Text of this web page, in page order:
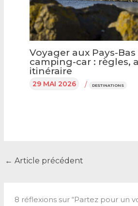
Voyager aux Pays-Bas
camping-car : règles,
itinéraire
29 MAI 2026 / DESTINATIONS
← Article précédent
8 réflexions sur “Partez pour un